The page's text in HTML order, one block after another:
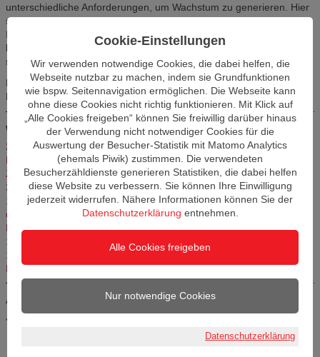
unterschiedliche Anforderungen, um Wachstum zu generieren. Hier
setzt der Ostdeutsche Unternehmertag an und bündelt die
Interessen und Kräfte, um das Wirtschaftsgebiet Ost im
bundesdeutschen Aufholprozess voranbringen - immer mit einem
starken Praxisbezug.
Der 6. Ostdeutsche Unternehmertag findet am 30. April 2024 im
Kongresshotel Potsdam statt. Das Programm finden Sie
hier.
Weitere Artikel in dieser Kategorie
23.02.2026 – 27.02.2026 Career Week 2026 - Berufseinstieg und
Karrierechancen in Berlin und Brandenburg 11.02.2026
Zweite Nationale Weiterbildungskonferenz am 27.11.2025 in Berlin
20.09.2025
14.10.2025, 11:00 bis 16:00 Uhr: THCONNECT – Karrieremesse an
der Technischen Hochschule Wildau 22.07.2025
Beratungstag Weiterbildung bei der IHK Cottbus am 26. Juli 2025
18.07.2025
15.07.2025, 10:00 bis 15:00 Uhr: Industriearbeit im Umbruch –
Risiken, Chancen, Verantwortung 03.07.2025
Alle Artikel anzeigen aus der Kategorie:Fachtagungen und Messen
<- Zurück zu: News
Cookie-Einstellungen
Wir verwenden notwendige Cookies, die dabei helfen, die
Webseite nutzbar zu machen, indem sie Grundfunktionen
wie bspw. Seitennavigation ermöglichen. Die Webseite kann
ohne diese Cookies nicht richtig funktionieren. Mit Klick auf
„Alle Cookies freigeben“ können Sie freiwillig darüber hinaus
der Verwendung nicht notwendiger Cookies für die
Auswertung der Besucher-Statistik mit Matomo Analytics
(ehemals Piwik) zustimmen. Die verwendeten
Besucherzähldienste generieren Statistiken, die dabei helfen
diese Website zu verbessern. Sie können Ihre Einwilligung
jederzeit widerrufen. Nähere Informationen können Sie der
Datenschutzerklärung entnehmen.
Alle Cookies freigeben
Nur notwendige Cookies
Datenschutzerklärung